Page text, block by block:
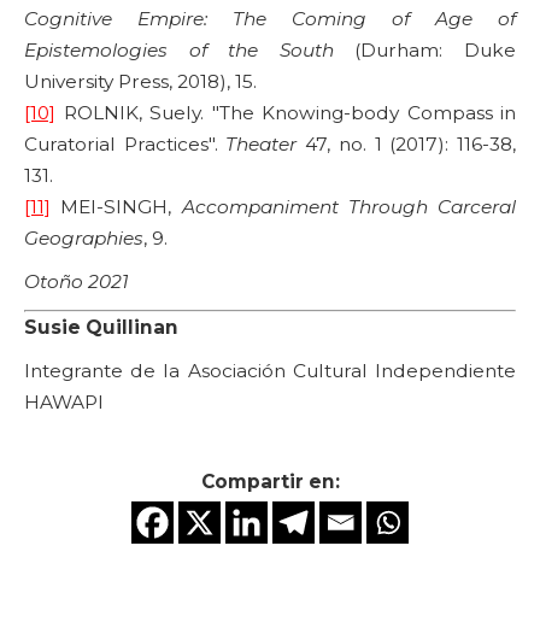
Cognitive Empire: The Coming of Age of
Epistemologies of the South(Durham: Duke
University Press, 2018), 15.
[10] ROLNIK, Suely. "The Knowing-body Compass in
Curatorial Practices". Theater47, no. 1 (2017): 116-38,
131.
[11] MEI-SINGH, Accompaniment Through Carceral
Geographies, 9.
Otoño 2021
Susie Quillinan
Integrante de la Asociación Cultural Independiente
HAWAPI
Compartir en: